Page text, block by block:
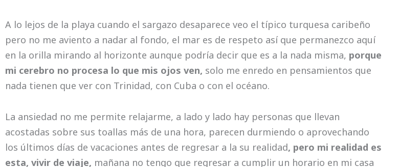
A lo lejos de la playa cuando el sargazo desaparece veo el típico turquesa caribeño
pero no me aviento a nadar al fondo, el mar es de respeto así que permanezco aquí
en la orilla mirando al horizonte aunque podría decir que es a la nada misma, porque
mi cerebro no procesa lo que mis ojos ven, solo me enredo en pensamientos que
nada tienen que ver con Trinidad, con Cuba o con el océano.
La ansiedad no me permite relajarme, a lado y lado hay personas que llevan
acostadas sobre sus toallas más de una hora, parecen durmiendo o aprovechando
los últimos días de vacaciones antes de regresar a la su realidad, pero mi realidad es
esta, vivir de viaje, mañana no tengo que regresar a cumplir un horario en mi casa